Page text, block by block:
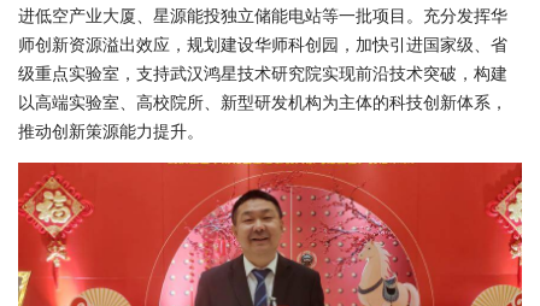
进低空产业大厦、星源能投独立储能电站等一批项目。充分发挥华
师创新资源溢出效应，规划建设华师科创园，加快引进国家级、省
级重点实验室，支持武汉鸿星技术研究院实现前沿技术突破，构建
以高端实验室、高校院所、新型研发机构为主体的科技创新体系，
推动创新策源能力提升。